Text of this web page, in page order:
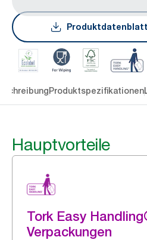
Produktspezifikationen
Hauptvorteile
Tork Easy
Verpackungen